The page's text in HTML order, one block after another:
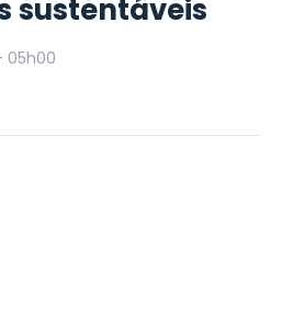
sustentáveis
05h00